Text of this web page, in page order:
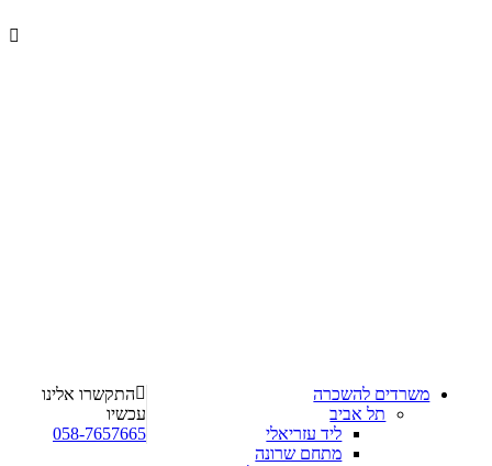
התקשרו אלינו
עכשיו
058-7657665
משרדים להשכרה
תל אביב
ליד עזריאלי
מתחם שרונה